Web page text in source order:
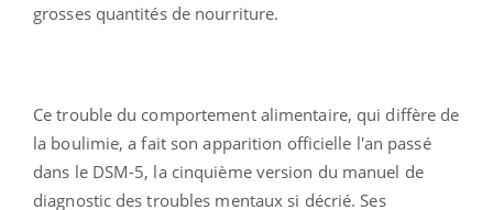
grosses quantités de nourriture.
Ce trouble du comportement alimentaire, qui diffère de
la boulimie, a fait son apparition officielle l'an passé
dans le DSM-5, la cinquième version du manuel de
diagnostic des troubles mentaux si décrié. Ses